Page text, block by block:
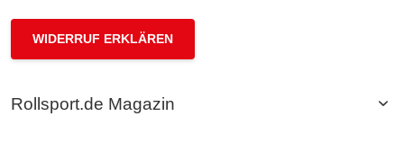
WIDERRUF ERKLÄREN
Rollsport.de Magazin